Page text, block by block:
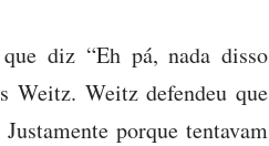
diz “Eh pá, nada disso
Weitz. Weitz defendeu que
porque tentavam